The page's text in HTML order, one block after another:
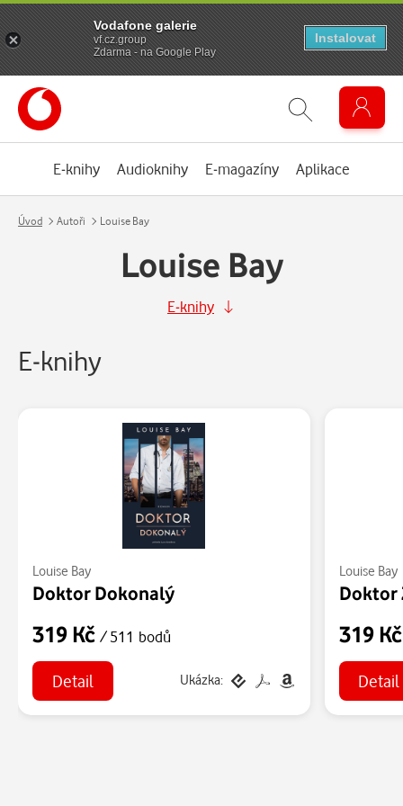
E-knihy Audioknihy E-magazíny Aplikace
Úvod Autoři Louise Bay
Louise Bay
E-knihy
E-knihy
Louise Bay
Doktor Dokonalý
319 Kč / 511 bodů
Detail Ukázka:
Louise Bay
Doktor
319
Detail
Vodafone galerie
vf.cz.group
Zdarma - na Google Play
Instalovat